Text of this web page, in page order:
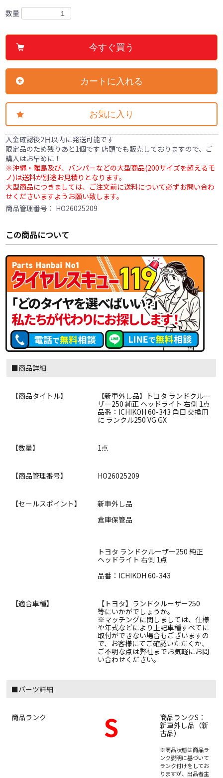
数量
今すぐ買う
カートに入れる
お気に入り
入金確認後2日以内に発送可能です
限定品のため残りあと1個です 店頭でも販売しておりますので、ご
購入はお早めに！
※沖縄・離島及び、バンパーなどの大型商品(200サイズを超えるモ
ノ)は送料が別途お見積りとなります。
大型商品につきましては、ご注文前に送料について必ずお問い合わ
せくださいますようお願い致します。
商品管理番号： HO26025209
この商品について
■商品詳細
【商品タイトル】
【新車外し品】トヨタ ランドクルー
ザー250 純正 ヘッドライト 右側 1点
品番：ICHIKOH 60-343 角目 交換用
に ランクル250 VG GX
【数量】 1点
【商品管理番号】 HO26025209
【セールスポイント】
新車外し品
倉庫保管品
トヨタ ランドクルーザー250 純正
ヘッドライト 右側 1点
品番：ICHIKOH 60-343
【適合車種】
【トヨタ】ランドクルーザー250
等にいかがでしょうか。
※マッチングに関しましては、仕様
や年式などにより上記車種すべてに
取付ができない場合もございますの
で、お客様にてご確認いただくか、
ご不明な点は弊社までお気軽にお問
い合わせください。
■パーツ詳細
商品ランク S
商品ランクS：
新車外し品（新
古品）
※商品状態は商品ラ
ンク説明に基づいて
ランク付けをしてお
りますが、出品者主